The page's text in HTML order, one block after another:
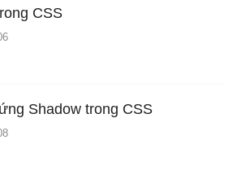
CSS
Shadow trong CSS